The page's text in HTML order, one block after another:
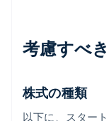
考慮すべ
株式の種類
以下に、スター